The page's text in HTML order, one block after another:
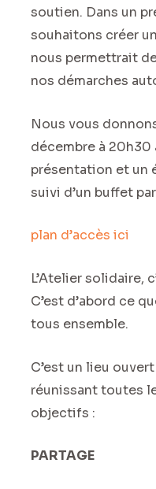
soutien. Dans un
souhaitons créer
nous permettrait
nos démarches
Nous vous
décembre à 20h30
présentation et un
suivi d’un buffet
plan d’accès ici
L’Atelier solidaire,
C’est d’abord ce
tous ensemble.
C’est un lieu
réunissant toutes
objectifs :
PARTAGE